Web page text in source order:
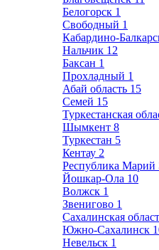
Белогорск 1
Свободный 1
Кабардино-
Нальчик 12
Баксан 1
Прохладный 1
Абай область 15
Семей 15
Туркестанская
Шымкент 8
Туркестан 5
Кентау 2
Республика Марий
Йошкар-Ола 10
Волжск 1
Звенигово 1
Сахалинская
Южно-Сахалинск
Невельск 1